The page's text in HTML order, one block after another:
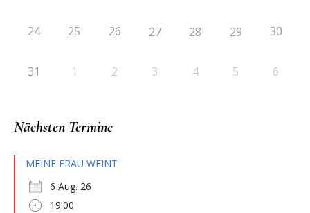
24 25 26 27 28 29 30
31 1 2 3 4 5 6
Nächsten Termine
MEINE FRAU WEINT
6 Aug. 26
19:00